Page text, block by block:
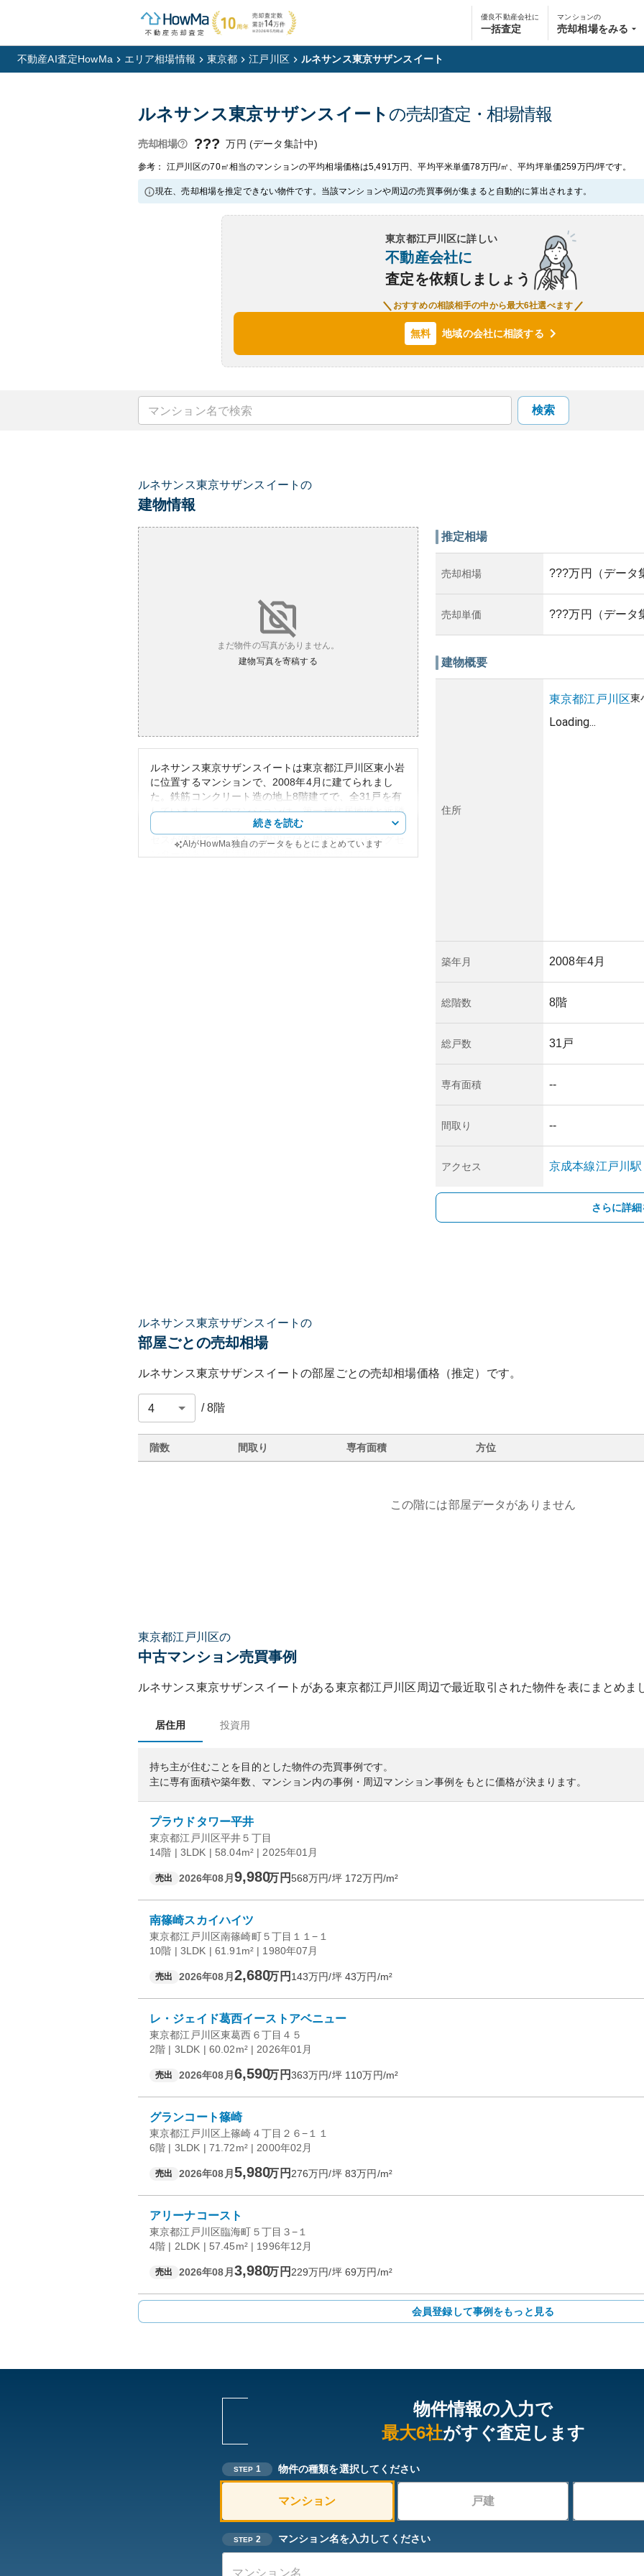
優良不動産会社に
一括査定
マンションの
売却相場をみる
不動産AI査定HowMa エリア相場情報 東京都 江戸川区 ルネサンス東京サザンスイート
ルネサンス東京サザンスイート の売却査定・相場情報
売却相場 ??? 万円 (データ集計中)
参考： 江戸川区の70㎡相当のマンションの平均相場価格は5,491万円、平均平米単価78万円/㎡、平均坪単価259万円/坪です。
現在、売却相場を推定できない物件です。当該マンションや周辺の売買事例が集まると自動的に算出されます。
東京都江戸川区に詳しい
不動産会社に
査定を依頼しましょう
おすすめの相談相手の中から最大6社選べます
無料 地域の会社に相談する
検索
ルネサンス東京サザンスイートの
建物情報
まだ物件の写真がありません。
建物写真を寄稿する
ルネサンス東京サザンスイートは東京都江戸川区東小岩
に位置するマンションで、2008年4月に建てられまし
た。鉄筋コンクリート造の地上8階建てで、全31戸を有
しています。このマンションは、第一種住居地域と近隣
商業地域に立地しており、多様な生活サービスへのアク
セスが便利です。また、周辺には公園やショッピングセ
続きを読む
AIがHowMa独自のデータをもとにまとめています
推定相場
売却相場 ???万円（データ
売却単価 ???万円（データ
建物概要
住所
東京都江戸川区東
Loading...
築年月 2008年4月
総階数 8階
総戸数 31戸
専有面積 --
間取り --
アクセス 京成本線江戸川駅
さらに詳
ルネサンス東京サザンスイートの
部屋ごとの売却相場
ルネサンス東京サザンスイートの部屋ごとの売却相場価格（推定）です。
/8階
階数 間取り 専有面積 方位
この階には部屋データがありません
東京都江戸川区の
中古マンション売買事例
ルネサンス東京サザンスイート がある東京都江戸川区 周辺で最近取引された物件を表にまとめま
居住用 投資用
持ち主が住むことを目的とした物件の売買事例です。
主に専有面積や築年数、マンション内の事例・周辺マンション事例をもとに価格が決まります。
プラウドタワー平井
東京都江戸川区平井５丁目
14階 | 3LDK | 58.04m² | 2025年01月
売出 2026年08月 9,980万円568万円/坪 172万円/m²
南篠崎スカイハイツ
東京都江戸川区南篠崎町５丁目１１−１
10階 | 3LDK | 61.91m² | 1980年07月
売出 2026年08月 2,680万円 143万円/坪 43万円/m²
レ・ジェイド葛西イーストアベニュー
東京都江戸川区東葛西６丁目４５
2階 | 3LDK | 60.02m² | 2026年01月
売出 2026年08月 6,590万円363万円/坪 110万円/m²
グランコート篠崎
東京都江戸川区上篠崎４丁目２６−１１
6階 | 3LDK | 71.72m² | 2000年02月
売出 2026年08月 5,980万円 276万円/坪 83万円/m²
アリーナコースト
東京都江戸川区臨海町５丁目３−１
4階 | 2LDK | 57.45m² | 1996年12月
売出 2026年08月 3,980万円 229万円/坪 69万円/m²
会員登録して事例をもっと見る
物件情報の入力で
最大6社がすぐ査定します
STEP 1 物件の種類を選択してください
マンション 戸建
STEP 2 マンション名を入力してください